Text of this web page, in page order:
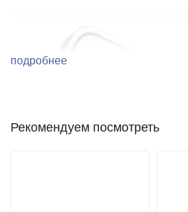
подробнее
Рекомендуем посмотреть